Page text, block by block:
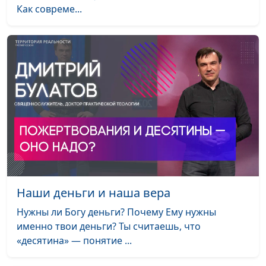
Так ли плохо быть
грешником
Юлия Уткина, Николай
Кунцевич,
священнослужитель и
Елена Варнавская
#36
Высокомерие
религиозных людей
Юлия Уткина, Николай
Кунцевич,
священнослужитель и
Елена Варнавская
#35
вечную?
Кунцевич,
священнослужитель и
Елена Варнавская
Показное
благочестие.
Как совреме...
Наши деньги и наша вера
Нужны ли Богу деньги? Почему Ему нужны
именно твои деньги? Ты считаешь, что
«десятина» — понятие ...